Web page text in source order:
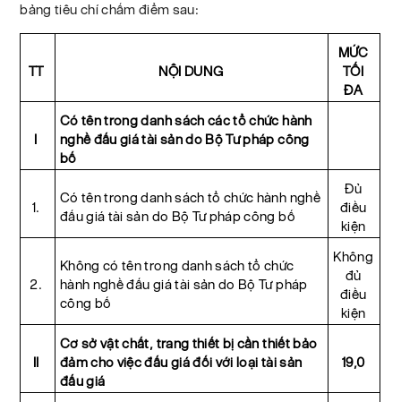
bảng tiêu chí chấm điểm sau:
TT NỘI DUNG
MỨC
TỐI
ĐA
I
Có tên trong danh sách các tổ chức hành
nghề đấu giá tài sản do Bộ Tư pháp công
bố
1.
Có tên trong danh sách tổ chức hành nghề
đấu giá tài sản do Bộ Tư pháp công bố
Đủ
điều
kiện
2.
Không có tên trong danh sách tổ chức
hành nghề đấu giá tài sản do Bộ Tư pháp
công bố
Không
đủ
điều
kiện
II
Cơ sở vật chất, trang thiết bị cần thiết bảo
đảm cho việc đấu giá đối với loại tài sản
đấu giá
19,0